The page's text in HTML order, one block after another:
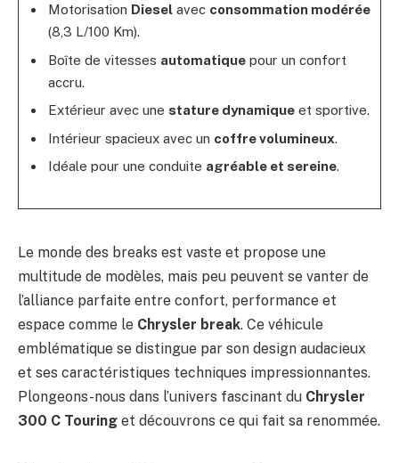
Motorisation Dieselavec consommation modérée
(8,3 L/100 Km).
Boîte de vitesses automatiquepour un confort
accru.
Extérieur avec une stature dynamiqueet sportive.
Intérieur spacieux avec un coffre volumineux.
Idéale pour une conduite agréable et sereine.
Le monde des breaks est vaste et propose une
multitude de modèles, mais peu peuvent se vanter de
l’alliance parfaite entre confort, performance et
espace comme le Chrysler break. Ce véhicule
emblématique se distingue par son design audacieux
et ses caractéristiques techniques impressionnantes.
Plongeons-nous dans l’univers fascinant du Chrysler
300 C Touring et découvrons ce qui fait sa renommée.